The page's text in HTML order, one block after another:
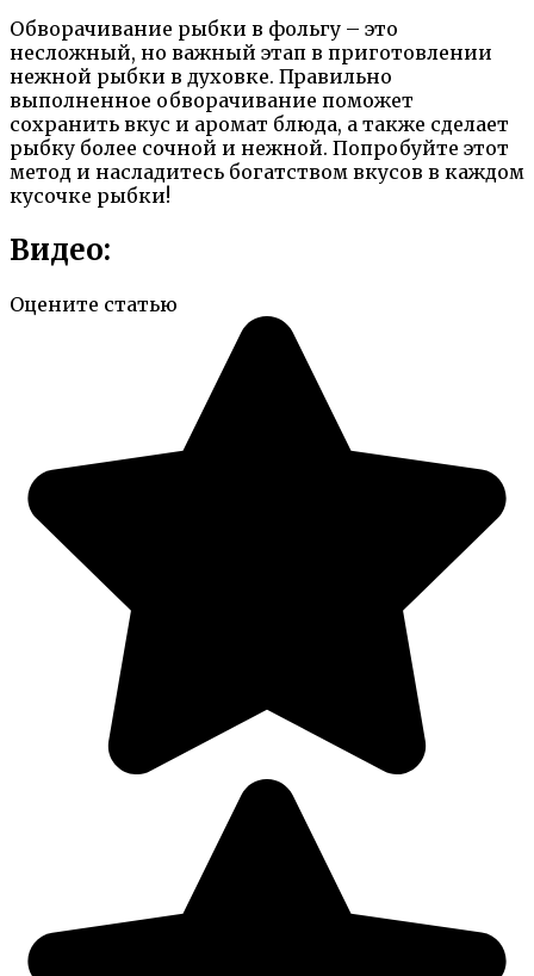
Обворачивание рыбки в фольгу – это
несложный, но важный этап в приготовлении
нежной рыбки в духовке. Правильно
выполненное обворачивание поможет
сохранить вкус и аромат блюда, а также сделает
рыбку более сочной и нежной. Попробуйте этот
метод и насладитесь богатством вкусов в каждом
кусочке рыбки!
Видео:
Оцените статью